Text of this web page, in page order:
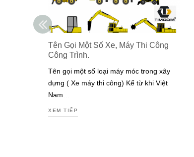
Tên Gọi Một Số Xe, Máy Thi Công
Công Trình.
Tên gọi một số loại máy móc trong xây
dựng ( Xe máy thi công) Kể từ khi Việt
Nam…
XEM TIẾP